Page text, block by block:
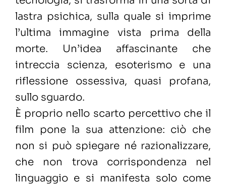
lastra psichica, sulla quale si imprime
l’ultima immagine vista prima della
morte. Un’idea affascinante che
intreccia scienza, esoterismo e una
riflessione ossessiva, quasi profana,
sullo sguardo.
È proprio nello scarto percettivo che il
film pone la sua attenzione: ciò che
non si può spiegare né razionalizzare,
che non trova corrispondenza nel
linguaggio e si manifesta solo come